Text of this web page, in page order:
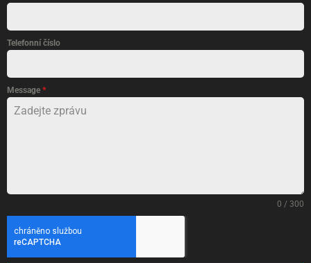
Telefonní číslo
Message *
0 / 300